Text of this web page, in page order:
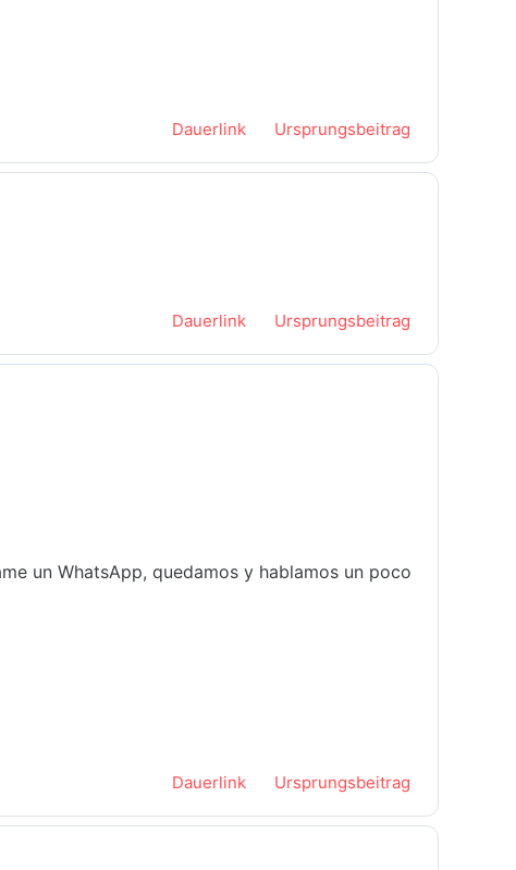
Dauerlink Ursprungsbeitrag
Dauerlink Ursprungsbeitrag
un WhatsApp, quedamos y hablamos un poco
Dauerlink Ursprungsbeitrag